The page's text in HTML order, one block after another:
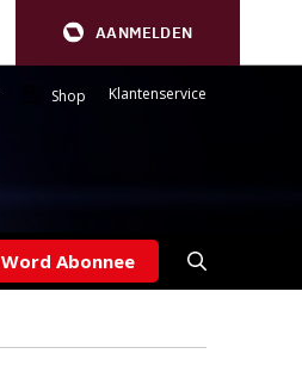
AANMELDEN
Shop Klantenservice
Word Abonnee